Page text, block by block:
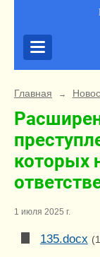
Главная →
которых
1 июля 2025 г.
135.docx